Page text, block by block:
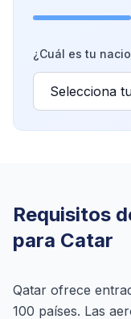
¿Cuál es tu
Requisitos
para Catar
Qatar ofrece
100 países. Las